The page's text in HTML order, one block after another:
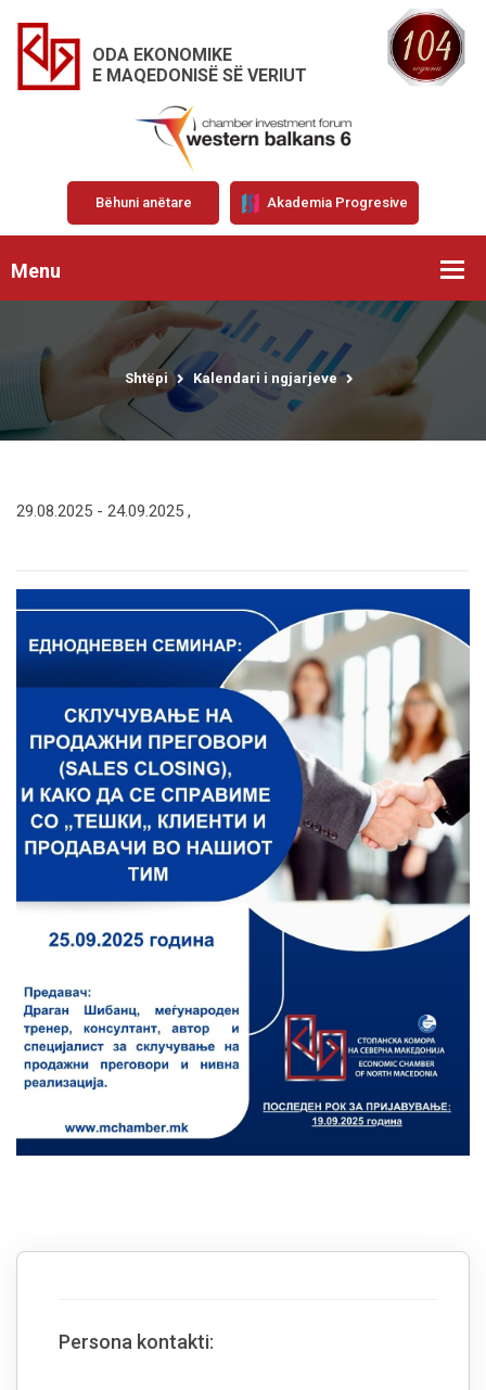
ODA EKONOMIKE
E MAQEDONISË SË VERIUT
Bëhuni anëtare Akademia Progresive
Menu
Shtëpi Kalendari i ngjarjeve
29.08.2025 - 24.09.2025 ,
Persona kontakti: